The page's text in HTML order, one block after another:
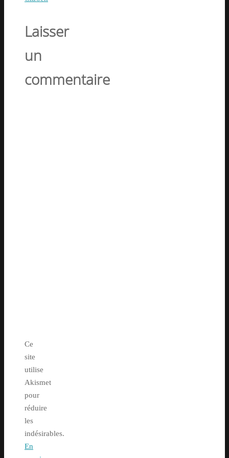
Laisser
un
commentaire
Ce
site
utilise
Akismet
pour
réduire
les
indésirables.
En